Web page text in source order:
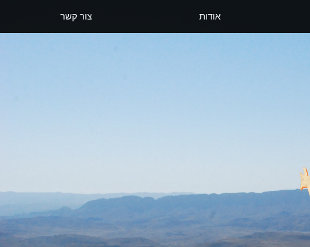
אודות צור קשר